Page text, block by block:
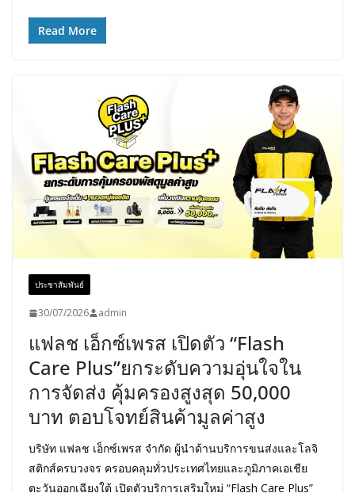
Read More
ประชาสัมพันธ์
30/07/2026 admin
แฟลช เอ็กซ์เพรส เปิดตัว “Flash
Care Plus”ยกระดับความอุ่นใจใน
การจัดส่ง คุ้มครองสูงสุด 50,000
บาท ตอบโจทย์สินค้ามูลค่าสูง
บริษัท แฟลช เอ็กซ์เพรส จำกัด ผู้นำด้านบริการขนส่งและโลจิ
สติกส์ครบวงจร ครอบคลุมทั่วประเทศไทยและภูมิภาคเอเชีย
ตะวันออกเฉียงใต้ เปิดตัวบริการเสริมใหม่ “Flash Care Plus”